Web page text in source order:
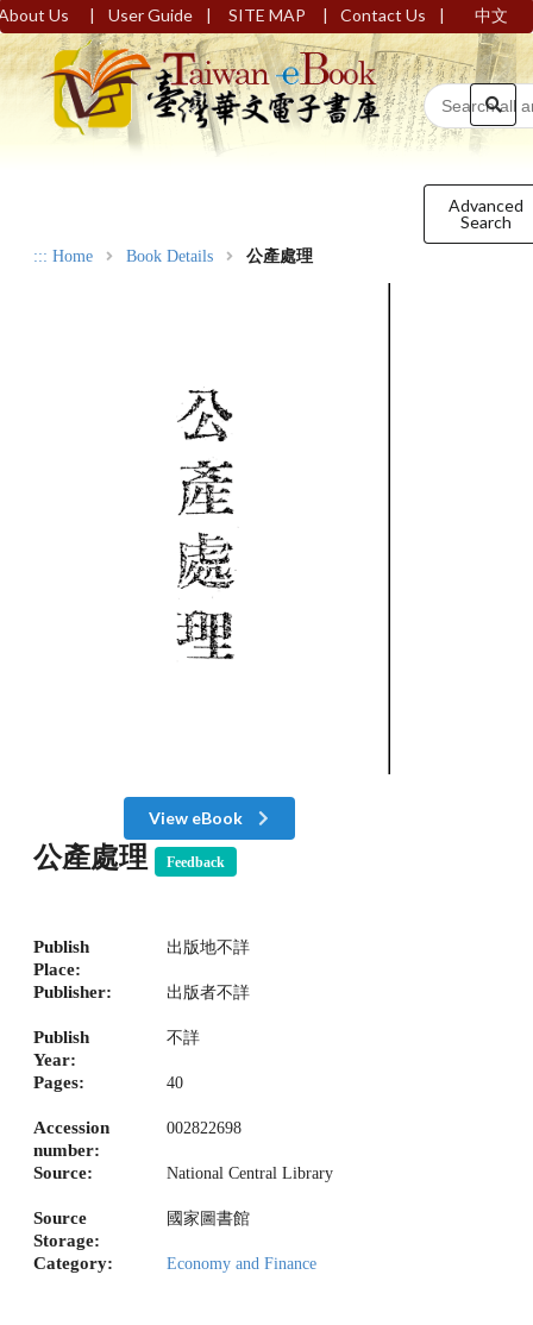
Us | User Guide | SITE MAP | Contact Us | 中文
Advanced
Search
::: Home Book Details 公產處理
View eBook
公產處理 Feedback
Publish
Place:
出版地不詳
Publisher: 出版者不詳
Publish
Year:
不詳
Pages: 40
Accession
number:
002822698
Source: National Central Library
Source
Storage:
國家圖書館
Category: Economy and Finance